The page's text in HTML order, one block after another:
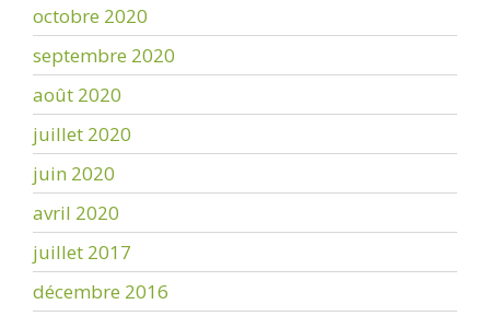
octobre 2020
septembre 2020
août 2020
juillet 2020
juin 2020
avril 2020
juillet 2017
décembre 2016